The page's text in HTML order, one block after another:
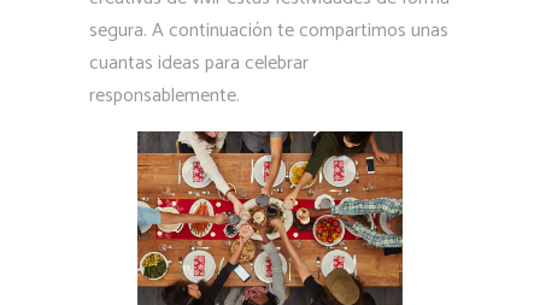
segura. A continuación te compartimos unas
cuantas ideas para celebrar
responsablemente.